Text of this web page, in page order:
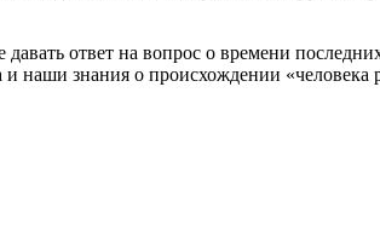
ответ на вопрос о времени
знания о происхождении «человека